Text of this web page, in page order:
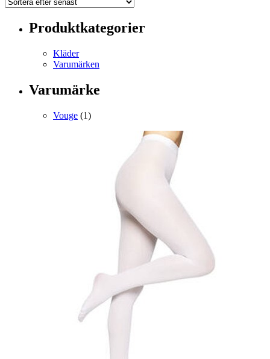
Produktkategorier
Kläder
Varumärken
Varumärke
Vouge (1)